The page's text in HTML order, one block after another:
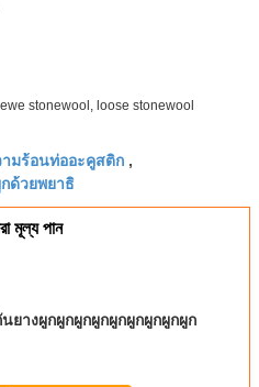
stonewool, loose stonewool
มร้อนท่ออะคูสติก ,
ด้วยพยาธิ
মূল্য পান
ยางผูกผูกผูกผูกผูกผูกผูกผูกผูก